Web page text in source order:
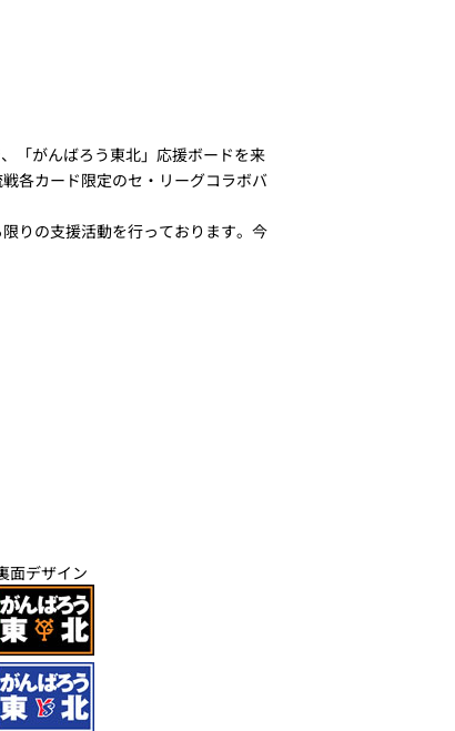
「がんばろう東北」応援ボードを来
各カード限定のセ・リーグコラボバ
りの支援活動を行っております。今
面デザイン